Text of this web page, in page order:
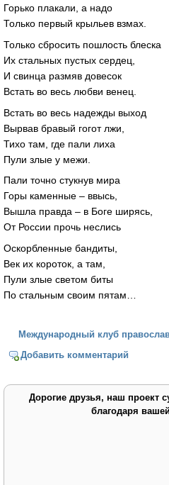
Горько плакали, а надо
Только первый крыльев взмах.
Только сбросить пошлость блеска
Их стальных пустых сердец,
И свинца размяв довесок
Встать во весь любви венец.
Встать во весь надежды выход
Вырвав бравый гогот лжи,
Тихо там, где пали лиха
Пули злые у межи.
Пали точно стукнув мира
Горы каменные – ввысь,
Вышла правда – в Боге ширясь,
От России прочь неслись
Оскорбленные бандиты,
Век их короток, а там,
Пули злые светом биты
По стальным своим пятам…
Международный клуб
Добавить комментарий
Дорогие друзья, наш проект
благодаря